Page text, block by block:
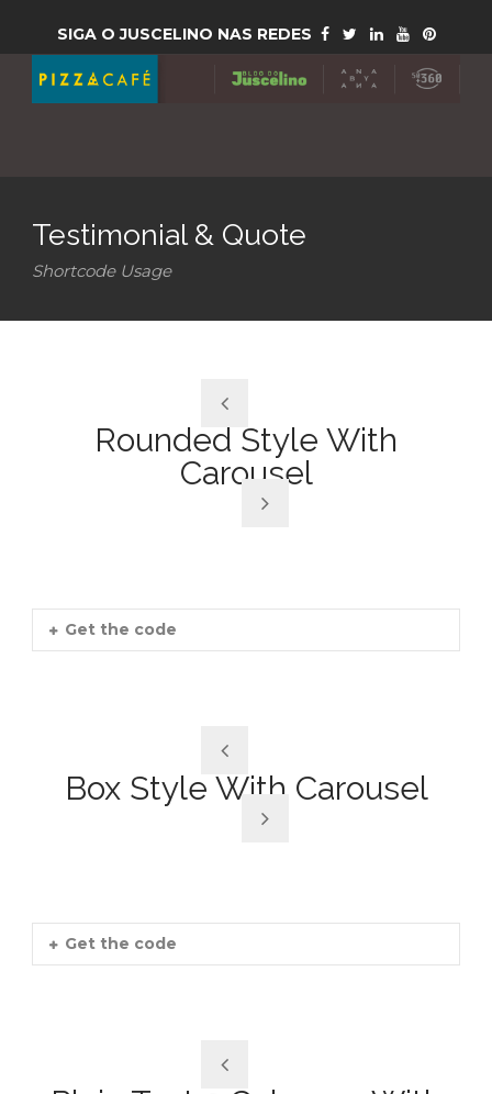
SIGA O JUSCELINO NAS REDES
Testimonial & Quote
Shortcode Usage
Rounded Style With
Carousel
Get the code
Box Style With Carousel
Get the code